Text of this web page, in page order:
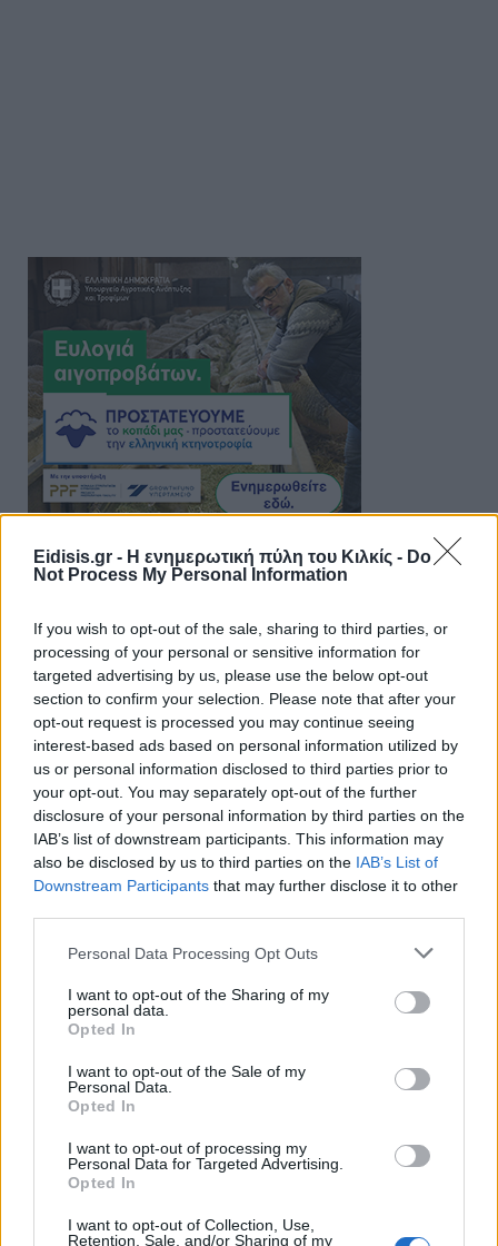
Eidisis.gr - Η ενημερωτική πύλη του Κιλκίς - Do
Not Process My Personal Information
If you wish to opt-out of the sale, sharing to third parties, or
processing of your personal or sensitive information for
targeted advertising by us, please use the below opt-out
section to confirm your selection. Please note that after your
opt-out request is processed you may continue seeing
interest-based ads based on personal information utilized by
us or personal information disclosed to third parties prior to
your opt-out. You may separately opt-out of the further
disclosure of your personal information by third parties on the
IAB’s list of downstream participants. This information may
also be disclosed by us to third parties on the IAB’s List of
Downstream Participants that may further disclose it to other
Personal Data Processing Opt Outs
I want to opt-out of the Sharing of my
personal data.
Opted In
I want to opt-out of the Sale of my
Personal Data.
Opted In
I want to opt-out of processing my
Personal Data for Targeted Advertising.
Opted In
I want to opt-out of Collection, Use,
Retention, Sale, and/or Sharing of my
Πρωινή